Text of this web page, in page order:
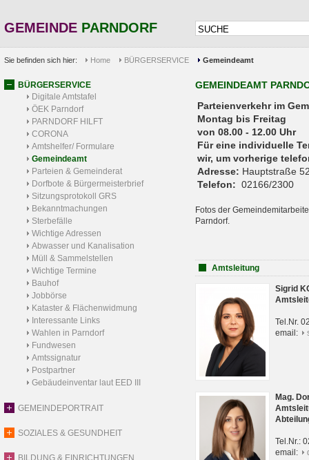
GEMEINDE PARNDORF
Sie befinden sich hier: Home BÜRGERSERVICE Gemeindeamt
BÜRGERSERVICE
Digitale Amtstafel
ÖEK Parndorf
PARNDORF HILFT
CORONA
Amtshelfer/ Formulare
Gemeindeamt
Parteien & Gemeinderat
Dorfbote & Bürgermeisterbrief
Sitzungsprotokoll GRS
Bekanntmachungen
Sterbefälle
Wichtige Adressen
Abwasser und Kanalisation
Müll & Sammelstellen
Wichtige Termine
Bauhof
Jobbörse
Kataster & Flächenwidmung
Interessante Links
Wahlen in Parndorf
Fundwesen
Amtssignatur
Postpartner
Gebäudeinventar laut EED III
GEMEINDEPORTRAIT
SOZIALES & GESUNDHEIT
BILDUNG & EINRICHTUNGEN
GEMEINDEAMT
Parteienverkehr
Montag bis Freitag
von 08.00 - 12.00 Uhr
Für eine individuelle
wir, um vorherige
Adresse: Hauptstraße
Telefon: 02166/2300
Fotos der
Parndorf.
Amtsleitung
Sigrid
Tel.Nr.
email:
Mag.
Tel.Nr.:
email: